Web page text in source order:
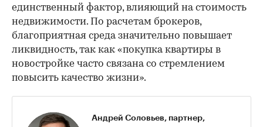
единственный фактор, влияющий на стоимость
недвижимости. По расчетам брокеров,
благоприятная среда значительно повышает
ликвидность, так как «покупка квартиры в
новостройке часто связана со стремлением
повысить качество жизни».
Андрей Соловьев, партнер,